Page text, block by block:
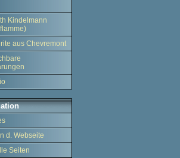
Kindelmann
aus Chevremont
d. Webseite
Seiten